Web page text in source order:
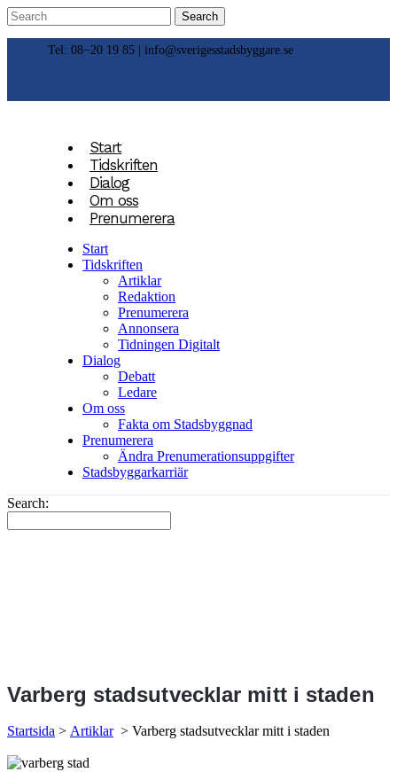
Tel: 08−20 19 85 | info@sverigesstadsbyggare.se
Start
Tidskriften
Dialog
Om oss
Prenumerera
Start
Tidskriften
Artiklar
Redaktion
Prenumerera
Annonsera
Tidningen Digitalt
Dialog
Debatt
Ledare
Om oss
Fakta om Stadsbyggnad
Prenumerera
Ändra Prenumerationsuppgifter
Stadsbyggarkarriär
Search:
Varberg stadsutvecklar mitt i staden
Startsida > Artiklar > Varberg stadsutvecklar mitt i staden